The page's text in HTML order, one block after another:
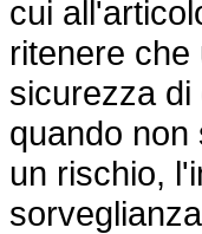
cui
ritenere
sicurezza di
quando
un rischio,